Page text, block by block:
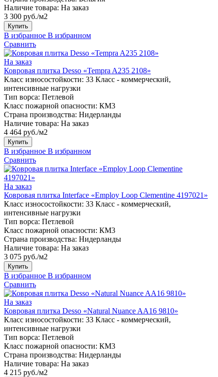
Наличие товара: На заказ
3 300 руб./м2
Купить
В избранное В избранном
Сравнить
На заказ
Ковровая плитка Desso «Tempra A235 2108»
Класс износостойкости: 33 Класс - коммерческий,
интенсивные нагрузки
Тип ворса: Петлевой
Класс пожарной опасности: КМ3
Страна производства: Нидерланды
Наличие товара: На заказ
4 464 руб./м2
Купить
В избранное В избранном
Сравнить
На заказ
Ковровая плитка Interface «Employ Loop Clementine 4197021»
Класс износостойкости: 33 Класс - коммерческий,
интенсивные нагрузки
Тип ворса: Петлевой
Класс пожарной опасности: КМ3
Страна производства: Нидерланды
Наличие товара: На заказ
3 075 руб./м2
Купить
В избранное В избранном
Сравнить
На заказ
Ковровая плитка Desso «Natural Nuance AA16 9810»
Класс износостойкости: 33 Класс - коммерческий,
интенсивные нагрузки
Тип ворса: Петлевой
Класс пожарной опасности: КМ3
Страна производства: Нидерланды
Наличие товара: На заказ
4 215 руб./м2